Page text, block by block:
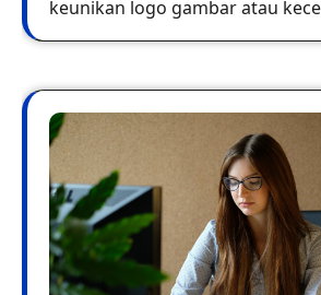
keunikan logo gambar atau